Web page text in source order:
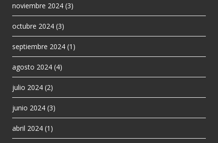
noviembre 2024 (3)
octubre 2024 (3)
septiembre 2024 (1)
agosto 2024 (4)
julio 2024 (2)
junio 2024 (3)
abril 2024 (1)